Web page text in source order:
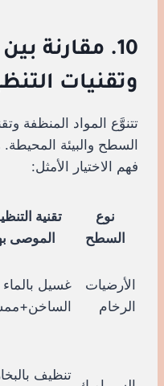
10. مقارنة
وتقنيات
تتنوَّع المواد المنظفة
السطح والبيئة
فهم الاختيار الأمثل:
نوع
السطح
تقنية
الموصى
الأرضيات
الرخام
غسيل بالماء
تنظيف